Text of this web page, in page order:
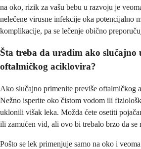
na oko, rizik za vašu bebu u razvoju je
nelečene virusne infekcije oka potencijalno
komplikacije, pa se lečenje obično
Šta treba da uradim ako slučajno
oftalmičkog aciklovira?
Ako slučajno primenite previše oftalmičkog
Nežno isperite oko čistom vodom ili
uklonili višak leka. Možda ćete osetiti
ili zamućen vid, ali ovo bi trebalo brzo da se
Pošto se lek primenjuje samo na oko i